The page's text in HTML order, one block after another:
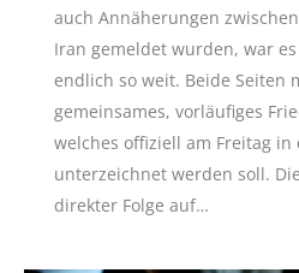
auch Annäherungen
Iran gemeldet wurden, war
endlich so weit. Beide Seiten
gemeinsames, vorläufiges
welches offiziell am Freitag in
unterzeichnet werden soll.
direkter Folge auf…